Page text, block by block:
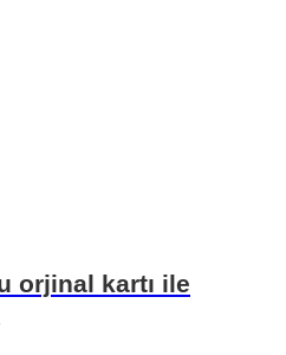
orjinal kartı ile